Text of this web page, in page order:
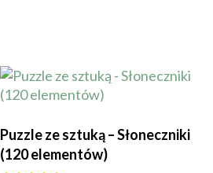
Puzzle ze sztuką – Słoneczniki
(120 elementów)